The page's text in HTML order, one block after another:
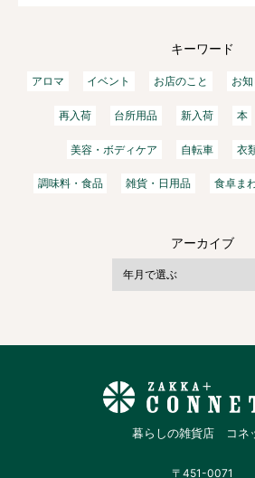
キーワード
アロマ イベント お店のこと お
再入荷 台所用品 新入荷 本
美容・ボディケア 自転車 衣
調味料・食品 雑貨・日用品 食卓ま
アーカイブ
暮らしの雑貨店 コネ
〒451-0071